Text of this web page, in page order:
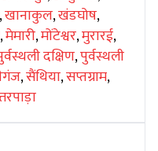
,खानाकुल,खंडघोष,
,मेमारी,मोंटेश्वर,मुरारई,
दक्षिण,पुर्वस्थली
,सैंथिया,सप्तग्राम,